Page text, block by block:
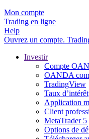
Mon compte
Trading en ligne
Help
Ouvrez un compte.
Investir
Compte
OANDA
TradingView
Taux d’intérêt
Application
Client
MetaTrader 5
Options de